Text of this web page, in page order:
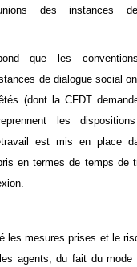
des instances
que les
de dialogue social
(dont la CFDT
les
est mis en place
en termes de temps de
les mesures prises et le
agents, du fait du